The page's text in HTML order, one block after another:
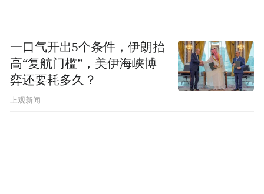
一口气开出5个条件，伊朗抬
高“复航门槛”，美伊海峡博
弈还要耗多久？
上观新闻